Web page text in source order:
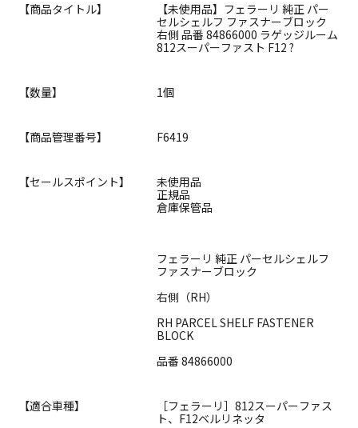
【商品タイトル】
【未使用品】フェラーリ 純正 パー
セルシェルフ ファスナーブロック
右側 品番 84866000 ラゲッジルーム
812スーパーファスト F12 ?
【数量】 1個
【商品管理番号】 F6419
【セールスポイント】
未使用品
正規品
倉庫保管品
フェラーリ 純正 パーセルシェルフ
ファスナーブロック
右側（RH）
RH PARCEL SHELF FASTENER
BLOCK
品番 84866000
【適合車種】
［フェラーリ］812スーパーファス
ト、F12ベルリネッタ